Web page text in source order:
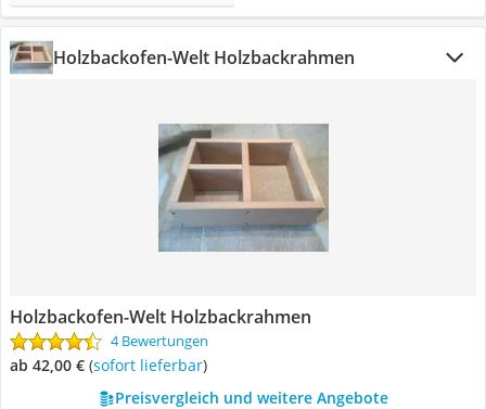
Holzbackofen-Welt Holzbackrahmen
Holzbackofen-Welt Holzbackrahmen
4 Bewertungen
ab 42,00 € ( Sofort lieferbar)
Preisvergleich und weitere Angebote